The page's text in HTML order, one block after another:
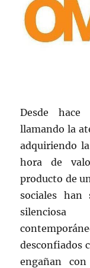
Desde
llamando la
adquiriendo
hora de
producto de
sociales han
silenciosa
desconfiados
engañan